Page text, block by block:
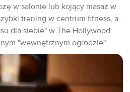
w salonie lub kojący masaż w
trening w centrum fitness, a
dla siebie" w The Hollywood
"wewnętrznym ogrodzie".